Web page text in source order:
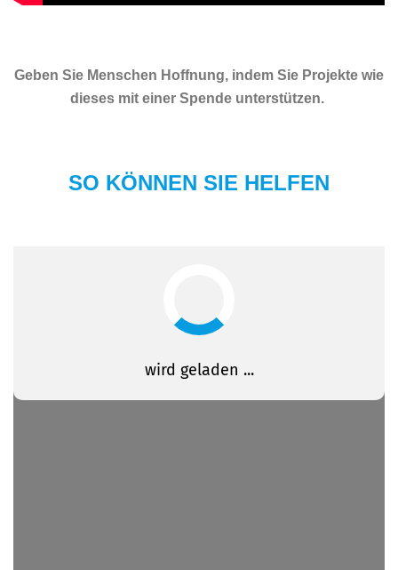
Geben Sie Menschen Hoffnung, indem Sie Projekte wie
dieses mit einer Spende unterstützen.
SO KÖNNEN SIE HELFEN